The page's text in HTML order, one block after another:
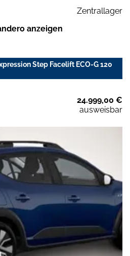
Zentrallager
anzeigen
Step Facelift ECO-G 120
24.999,00 €
ausweisbar